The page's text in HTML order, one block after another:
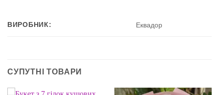
ВИРОБНИК: Еквадор
СУПУТНІ ТОВАРИ